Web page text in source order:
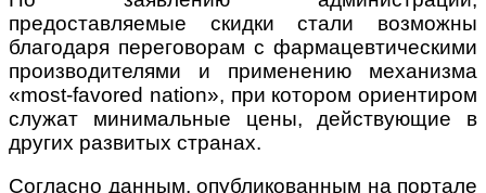
предоставляемые скидки стали возможны
благодаря переговорам с фармацевтическими
производителями и применению механизма
«most-favored nation», при котором ориентиром
служат минимальные цены, действующие в
других развитых странах.
Согласно данным, опубликованным на портале